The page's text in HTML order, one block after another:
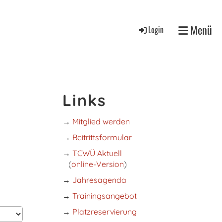
Login Menü
Links
→ Mitglied werden
→ Beitrittsformular
→ TCWÜ Aktuell
(online-Version)
→ Jahresagenda
→ Trainingsangebot
→ Platzreservierung